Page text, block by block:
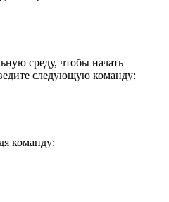
среду, чтобы начать
следующую команду:
команду: